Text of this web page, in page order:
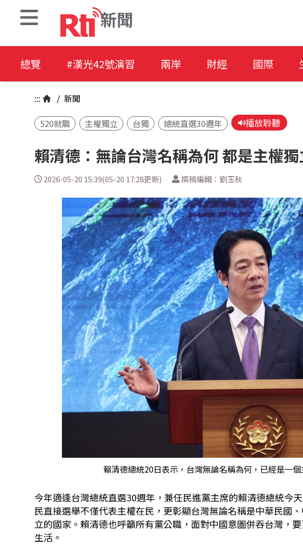
新聞
總覽 #漢光42號演習 兩岸 財經 國際
::: / 新聞
520就職 主權獨立 台獨 總統直選30週年 播放聆聽
賴清德：無論台灣名稱為何 都是主權
2026-05-20 15:39(05-20 17:28更新) 撰稿編輯：劉玉秋
賴清德總統20日表示，台灣無論名稱為何，已經是一
今年適逢台灣總統直選30週年，兼任民進黨主席的賴清德總統今
民直接選舉不僅代表主權在民，更彰顯台灣無論名稱是中華民國
立的國家。賴清德也呼籲所有黨公職，面對中國意圖併吞台灣，
生活。